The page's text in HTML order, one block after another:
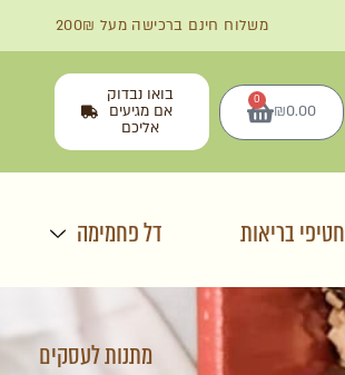
משלוח חינם ברכישה מעל 200₪
₪0.00
0
בואו נבדוק
אם מגיעים
אליכם
חטיפי בריאות דל פחמימה
מתנות לעסקים